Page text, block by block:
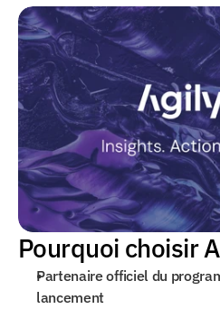
Pourquoi choisir
Partenaire officiel du
lancement